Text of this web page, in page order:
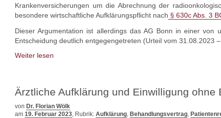
Krankenversicherungen um die Abrechnung der
besondere wirtschaftliche Aufklärungspflicht nach § 630c Abs. 3
Dieser Argumentation ist allerdings das AG Bonn in einer von
Entscheidung deutlich entgegengetreten (Urteil vom 31.08.2023
Weiter lesen
Ärztliche Aufklärung und Einwilligung ohne
von Dr. Florian Wölk
am 19. Februar 2023, Rubrik: Aufklärung, Behandlungsvertrag,